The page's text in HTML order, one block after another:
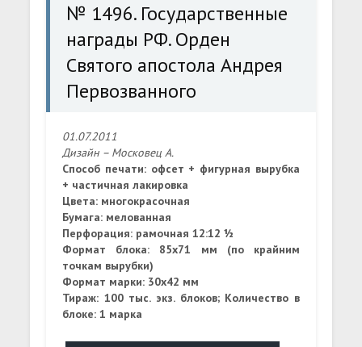
№ 1496. Государственные
награды РФ. Орден
Святого апостола Андрея
Первозванного
01.07.2011
Дизайн – Московец А.
Способ печати: офсет + фигурная вырубка
+ частичная лакировка
Цвета: многокрасочная
Бумага: мелованная
Перфорация: рамочная 12:12 ½
Формат блока: 85х71 мм (по крайним
точкам вырубки)
Формат марки: 30х42 мм
Тираж: 100 тыс. экз. блоков; Количество в
блоке: 1 марка